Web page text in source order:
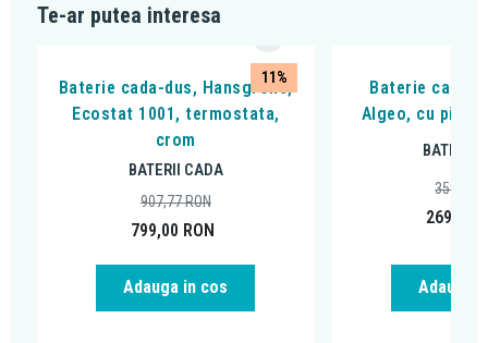
Te-ar putea interesa
11%
Baterie cada-dus, Hansgrohe,
Ecostat 1001, termostata,
crom
BATERII CADA
799,00 RON
907,77RON
Adauga in cos
Baterie cada -
Algeo, cu pipa
BATERII
269,00
359,99
Adauga